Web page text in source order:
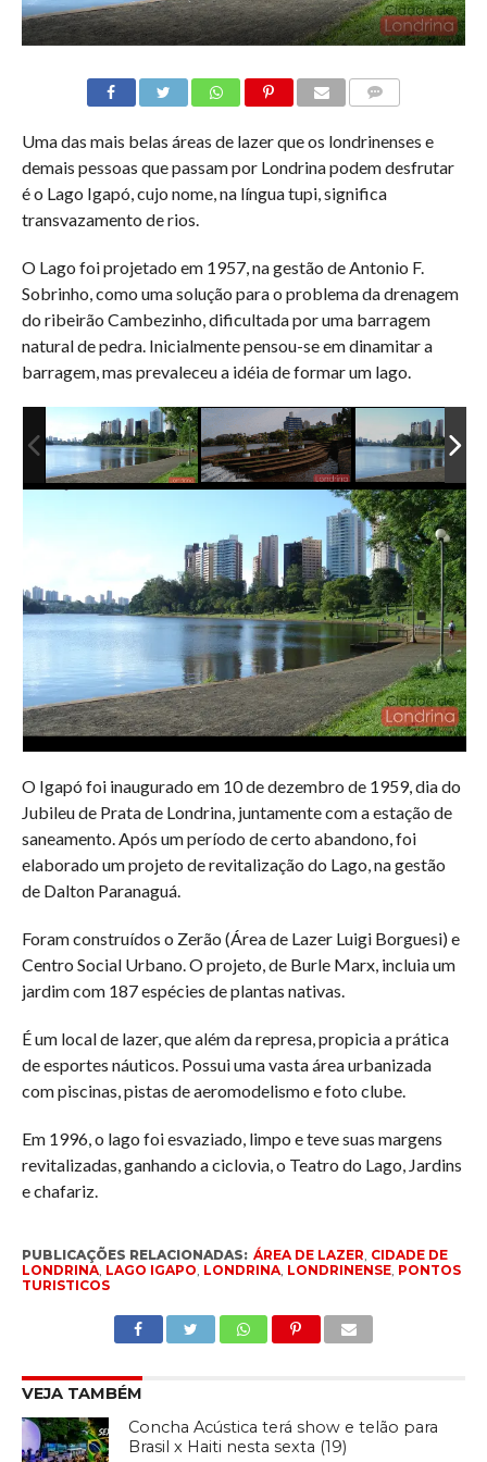
Uma das mais belas áreas de lazer que os londrinenses e
demais pessoas que passam por Londrina podem desfrutar
é o Lago Igapó, cujo nome, na língua tupi, significa
transvazamento de rios.
O Lago foi projetado em 1957, na gestão de Antonio F.
Sobrinho, como uma solução para o problema da drenagem
do ribeirão Cambezinho, dificultada por uma barragem
natural de pedra. Inicialmente pensou-se em dinamitar a
barragem, mas prevaleceu a idéia de formar um lago.
O Igapó foi inaugurado em 10 de dezembro de 1959, dia do
Jubileu de Prata de Londrina, juntamente com a estação de
saneamento. Após um período de certo abandono, foi
elaborado um projeto de revitalização do Lago, na gestão
de Dalton Paranaguá.
Foram construídos o Zerão (Área de Lazer Luigi Borguesi) e
Centro Social Urbano. O projeto, de Burle Marx, incluia um
jardim com 187 espécies de plantas nativas.
É um local de lazer, que além da represa, propicia a prática
de esportes náuticos. Possui uma vasta área urbanizada
com piscinas, pistas de aeromodelismo e foto clube.
Em 1996, o lago foi esvaziado, limpo e teve suas margens
revitalizadas, ganhando a ciclovia, o Teatro do Lago, Jardins
e chafariz.
PUBLICAÇÕES RELACIONADAS: ÁREA DE LAZER CIDADE DE
LONDRINA, LAGO IGAPO LONDRINA, LONDRINENSE, PONTOS
TURISTICOS
VEJA TAMBÉM
Concha Acústica terá show e telão para
Brasil x Haiti nesta sexta (19)